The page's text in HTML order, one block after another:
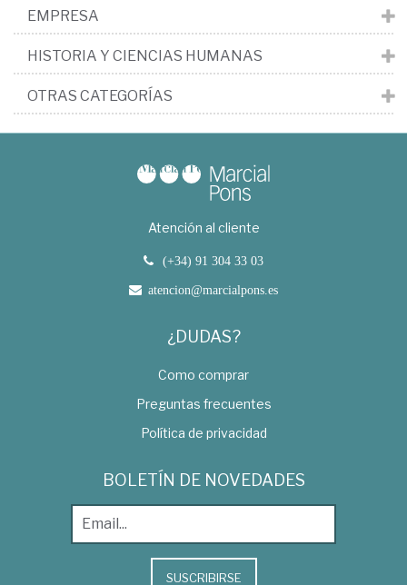
EMPRESA
HISTORIA Y CIENCIAS HUMANAS
OTRAS CATEGORÍAS
Atención al cliente
(+34) 91 304 33 03
atencion@marcialpons.es
¿DUDAS?
Como comprar
Preguntas frecuentes
Política de privacidad
BOLETÍN DE NOVEDADES
SUSCRIBIRSE